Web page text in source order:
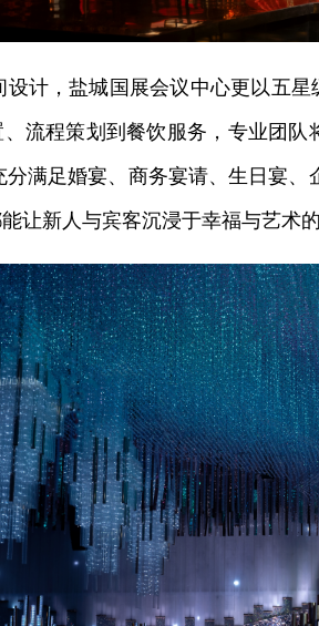
设计，盐城国展会议中心更以五
流程策划到餐饮服务，专业团
分满足婚宴、商务宴请、生日宴
让新人与宾客沉浸于幸福与艺术